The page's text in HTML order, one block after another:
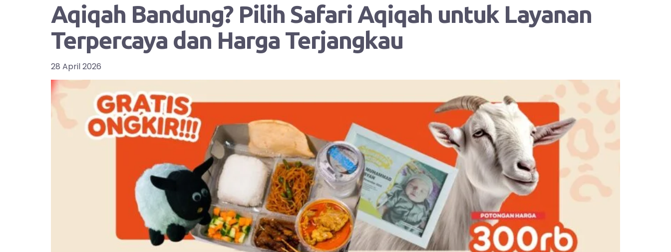
Aqiqah Bandung? Pilih Safari Aqiqah untuk Layanan
Terpercaya dan Harga Terjangkau
28 April 2026